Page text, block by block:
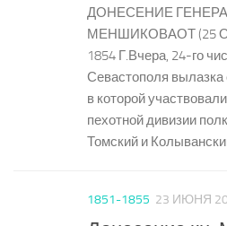
ДОНЕСЕНИЕ
МЕНШИКОВАОТ (25
1854 Г.Вчера, 24-го
Севастополя
в которой
пехотной дивизии
Томский и
1851-1855 23 ИЮНЯ